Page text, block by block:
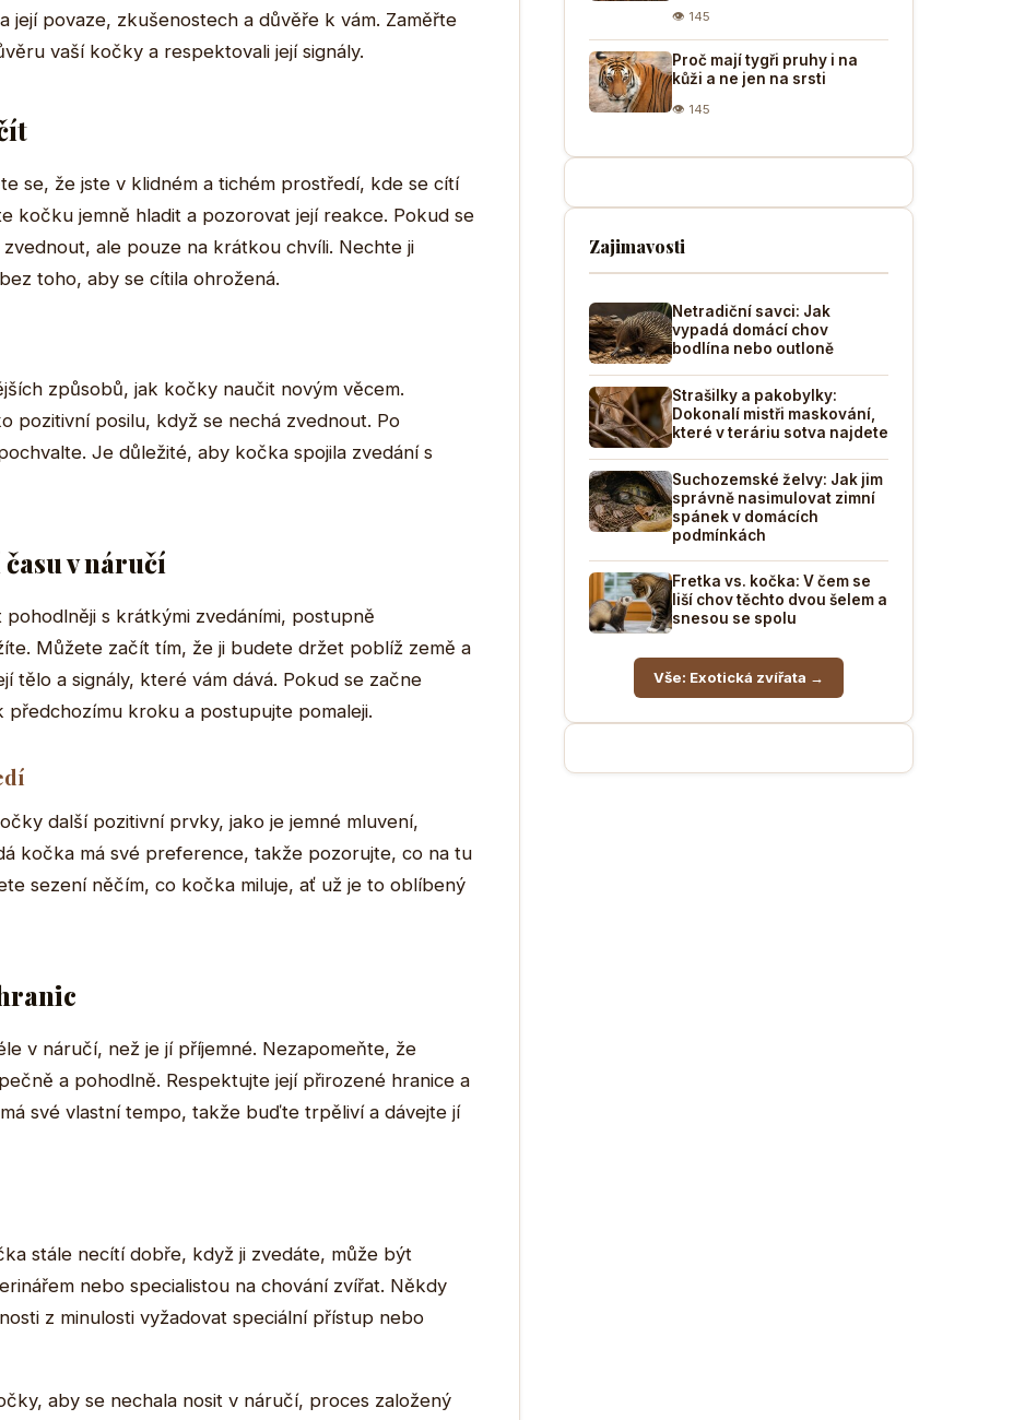
její povaze, zkušenostech a důvěře k vám. Zaměřte
vaší kočky a respektovali její signály.
se, že jste v klidném a tichém prostředí, kde se cítí
kočku jemně hladit a pozorovat její reakce. Pokud se
ale pouze na krátkou chvíli. Nechte ji
toho, aby se cítila ohrožená.
způsobů, jak kočky naučit novým věcem.
pozitivní posilu, když se nechá zvednout. Po
Je důležité, aby kočka spojila zvedání s
v náručí
s krátkými zvedáními, postupně
Můžete začít tím, že ji budete držet poblíž země a
tělo a signály, které vám dává. Pokud se začne
kroku a postupujte pomaleji.
další pozitivní prvky, jako je jemné mluvení,
kočka má své preference, takže pozorujte, co na tu
sezení něčím, co kočka miluje, ať už je to oblíbený
v náručí, než je jí příjemné. Nezapomeňte, že
a pohodlně. Respektujte její přirozené hranice a
své vlastní tempo, takže buďte trpěliví a dávejte jí
stále necítí dobře, když ji zvedáte, může být
nebo specialistou na chování zvířat. Někdy
z minulosti vyžadovat speciální přístup nebo
aby se nechala nosit v náručí, proces založený
👁 145
Proč mají tygři pruhy i na
kůži a ne jen na srsti
👁 145
Zajimavosti
Netradiční savci: Jak
vypadá domácí chov
bodlína nebo outloně
Strašilky a pakobylky:
Dokonalí mistři maskování,
které v teráriu sotva najdete
Suchozemské želvy: Jak jim
správně nasimulovat zimní
spánek v domácích
podmínkách
Fretka vs. kočka: V čem se
liší chov těchto dvou šelem a
snesou se spolu
Vše: Exotická zvířata →